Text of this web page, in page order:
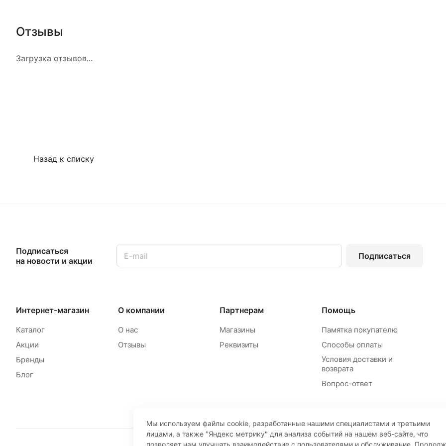
Отзывы
Загрузка отзывов...
Назад к списку
Подписаться
на новости и акции
Подписаться
Интернет-магазин
Каталог
Акции
Бренды
Блог
О компании
О нас
Отзывы
Партнерам
Магазины
Реквизиты
Помощь
Памятка покупателю
Способы оплаты
Условия доставки и
возврата
Вопрос-ответ
Мы используем файлы cookie, разработанные нашими специалистами и третьими
лицами, а также "Яндекс метрику" для анализа событий на нашем веб-сайте, что
позволяет нам улучшать взаимодействие с пользователями и обслуживание.